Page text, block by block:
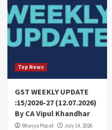
Top News
GST WEEKLY UPDATE
:15/2026-27 (12.07.2026)
By CA Vipul Khandhar
Bhavya Popat
July 14, 2026